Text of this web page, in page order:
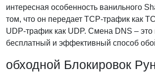
интересная особенность ванильного
том, что он передает TCP‑трафик как
UDP‑трафик как UDP. Смена DNS – это
бесплатный и эффективный способ
обходной Блокировок